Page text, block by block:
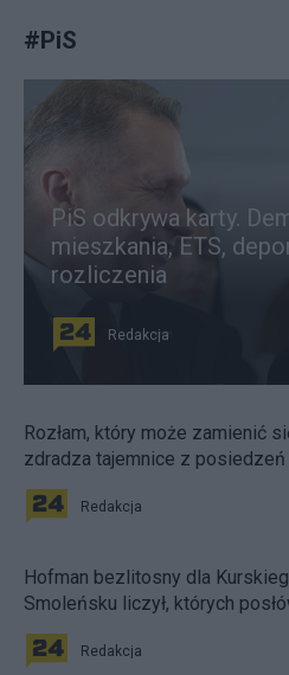
#PiS
PiS odkrywa karty.
mieszkania, ETS,
rozliczenia
Redakcja
Rozłam, który może zamienić
zdradza tajemnice z posiedzeń
Redakcja
Hofman bezlitosny dla
Smoleńsku liczył, których
Redakcja